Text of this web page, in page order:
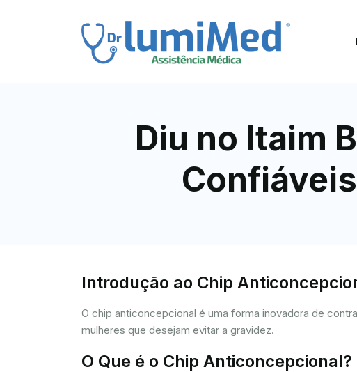
Diu no Itaim
Introdução ao Chip
O chip anticoncepcional é uma forma inovadora de
mulheres que desejam evitar a gravidez.
O Que é o Chip Anticoncepcional?